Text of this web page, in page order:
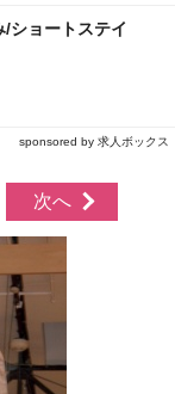
/ショートステイ
sponsored by 求人ボックス
次へ